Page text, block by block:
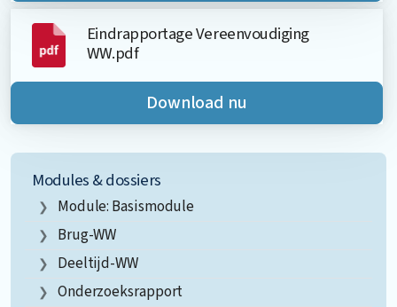
Eindrapportage Vereenvoudiging
WW.pdf
Download nu
Modules & dossiers
Module: Basismodule
Brug-WW
Deeltijd-WW
Onderzoeksrapport